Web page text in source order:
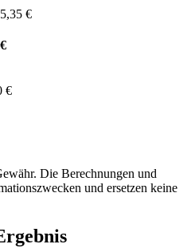
€
€
Die Berechnungen und
und ersetzen keine